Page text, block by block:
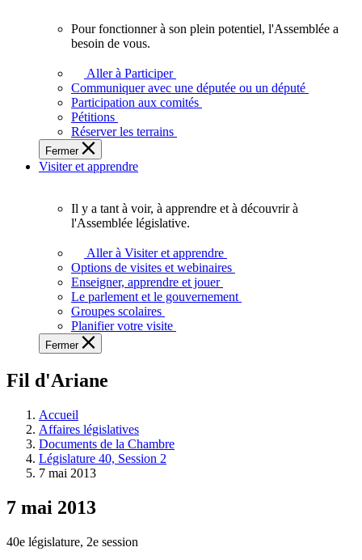
plein
potentiel,
l'Assemblée
a
besoin
de
Pour fonctionner à son plein potentiel, l'Assemblée a
besoin de vous.
Aller à Participer
Communiquer avec une députée ou un député
Participation aux comités
Pétitions
Réserver les terrains
Fermer
Visiter et apprendre
voir,
apprendre
et
à
à
législative.
Il y a tant à voir, à apprendre et à découvrir à
l'Assemblée législative.
Aller à Visiter et apprendre
Options de visites et webinaires
Enseigner, apprendre et jouer
Le parlement et le gouvernement
Groupes scolaires
Planifier votre visite
Fermer
Fil d'Ariane
Accueil
Affaires législatives
Documents de la Chambre
Législature 40, Session 2
7 mai 2013
7 mai 2013
40e législature, 2e session